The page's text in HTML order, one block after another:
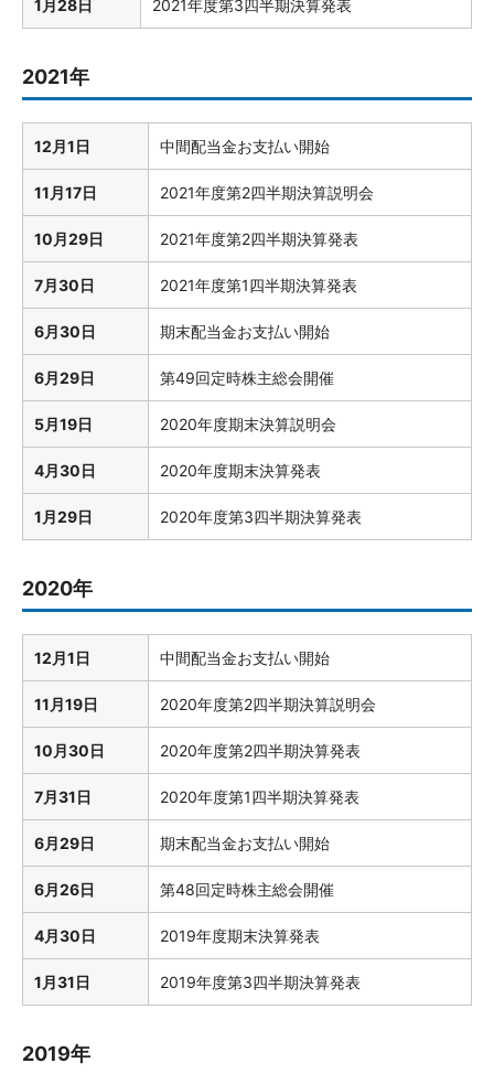
1月28日 2021年度第3四半期決算発表
2021年
12月1日 中間配当金お支払い開始
11月17日 2021年度第2四半期決算説明会
10月29日 2021年度第2四半期決算発表
7月30日 2021年度第1四半期決算発表
6月30日 期末配当金お支払い開始
6月29日 第49回定時株主総会開催
5月19日 2020年度期末決算説明会
4月30日 2020年度期末決算発表
1月29日 2020年度第3四半期決算発表
2020年
12月1日 中間配当金お支払い開始
11月19日 2020年度第2四半期決算説明会
10月30日 2020年度第2四半期決算発表
7月31日 2020年度第1四半期決算発表
6月29日 期末配当金お支払い開始
6月26日 第48回定時株主総会開催
4月30日 2019年度期末決算発表
1月31日 2019年度第3四半期決算発表
2019年